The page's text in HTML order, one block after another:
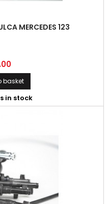
MERCEDES 123
basket
in stock